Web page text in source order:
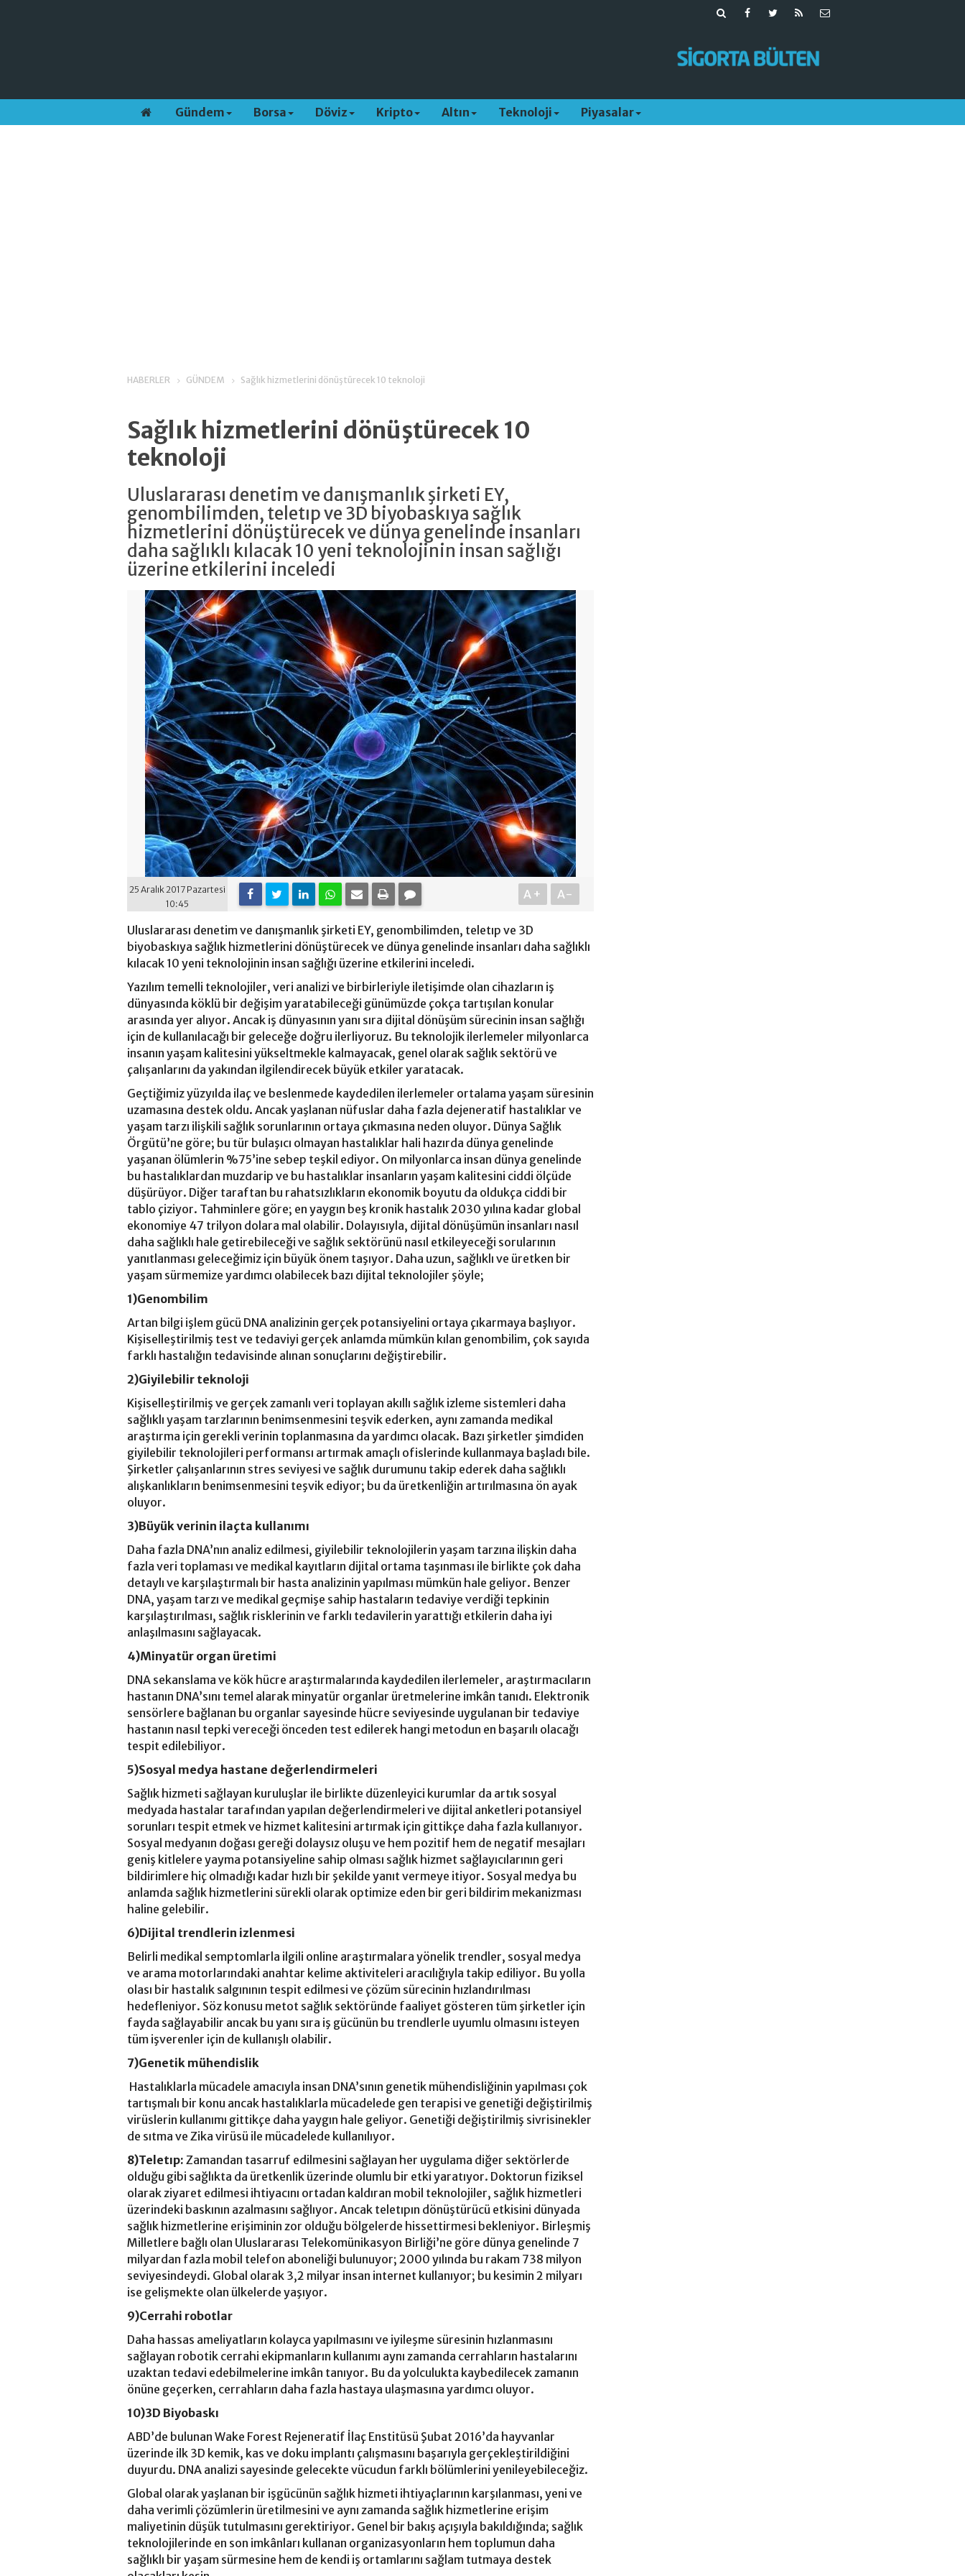
Gündem Borsa Döviz Kripto Altın Teknoloji Piyasalar
HABERLER GÜNDEM Sağlık hizmetlerini dönüştürecek 10 teknoloji
Sağlık hizmetlerini dönüştürecek 10
teknoloji
Uluslararası denetim ve danışmanlık şirketi EY,
genombilimden, teletıp ve 3D biyobaskıya sağlık
hizmetlerini dönüştürecek ve dünya genelinde insanları
daha sağlıklı kılacak 10 yeni teknolojinin insan sağlığı
üzerine etkilerini inceledi
25 Aralık 2017 Pazartesi
10:45
A+ A-
Uluslararası denetim ve danışmanlık şirketi EY, genombilimden, teletıp ve 3D
biyobaskıya sağlık hizmetlerini dönüştürecek ve dünya genelinde insanları daha sağlıklı
kılacak 10 yeni teknolojinin insan sağlığı üzerine etkilerini inceledi.
Yazılım temelli teknolojiler, veri analizi ve birbirleriyle iletişimde olan cihazların iş
dünyasında köklü bir değişim yaratabileceği günümüzde çokça tartışılan konular
arasında yer alıyor. Ancak iş dünyasının yanı sıra dijital dönüşüm sürecinin insan sağlığı
için de kullanılacağı bir geleceğe doğru ilerliyoruz. Bu teknolojik ilerlemeler milyonlarca
insanın yaşam kalitesini yükseltmekle kalmayacak, genel olarak sağlık sektörü ve
çalışanlarını da yakından ilgilendirecek büyük etkiler yaratacak.
Geçtiğimiz yüzyılda ilaç ve beslenmede kaydedilen ilerlemeler ortalama yaşam süresinin
uzamasına destek oldu. Ancak yaşlanan nüfuslar daha fazla dejeneratif hastalıklar ve
yaşam tarzı ilişkili sağlık sorunlarının ortaya çıkmasına neden oluyor. Dünya Sağlık
Örgütü’ne göre; bu tür bulaşıcı olmayan hastalıklar hali hazırda dünya genelinde
yaşanan ölümlerin %75’ine sebep teşkil ediyor. On milyonlarca insan dünya genelinde
bu hastalıklardan muzdarip ve bu hastalıklar insanların yaşam kalitesini ciddi ölçüde
düşürüyor. Diğer taraftan bu rahatsızlıkların ekonomik boyutu da oldukça ciddi bir
tablo çiziyor. Tahminlere göre; en yaygın beş kronik hastalık 2030 yılına kadar global
ekonomiye 47 trilyon dolara mal olabilir. Dolayısıyla, dijital dönüşümün insanları nasıl
daha sağlıklı hale getirebileceği ve sağlık sektörünü nasıl etkileyeceği sorularının
yanıtlanması geleceğimiz için büyük önem taşıyor. Daha uzun, sağlıklı ve üretken bir
yaşam sürmemize yardımcı olabilecek bazı dijital teknolojiler şöyle;
1)Genombilim
Artan bilgi işlem gücü DNA analizinin gerçek potansiyelini ortaya çıkarmaya başlıyor.
Kişiselleştirilmiş test ve tedaviyi gerçek anlamda mümkün kılan genombilim, çok sayıda
farklı hastalığın tedavisinde alınan sonuçlarını değiştirebilir.
2)Giyilebilir teknoloji
Kişiselleştirilmiş ve gerçek zamanlı veri toplayan akıllı sağlık izleme sistemleri daha
sağlıklı yaşam tarzlarının benimsenmesini teşvik ederken, aynı zamanda medikal
araştırma için gerekli verinin toplanmasına da yardımcı olacak. Bazı şirketler şimdiden
giyilebilir teknolojileri performansı artırmak amaçlı ofislerinde kullanmaya başladı bile.
Şirketler çalışanlarının stres seviyesi ve sağlık durumunu takip ederek daha sağlıklı
alışkanlıkların benimsenmesini teşvik ediyor; bu da üretkenliğin artırılmasına ön ayak
oluyor.
3)Büyük verinin ilaçta kullanımı
Daha fazla DNA’nın analiz edilmesi, giyilebilir teknolojilerin yaşam tarzına ilişkin daha
fazla veri toplaması ve medikal kayıtların dijital ortama taşınması ile birlikte çok daha
detaylı ve karşılaştırmalı bir hasta analizinin yapılması mümkün hale geliyor. Benzer
DNA, yaşam tarzı ve medikal geçmişe sahip hastaların tedaviye verdiği tepkinin
karşılaştırılması, sağlık risklerinin ve farklı tedavilerin yarattığı etkilerin daha iyi
anlaşılmasını sağlayacak.
4)Minyatür organ üretimi
DNA sekanslama ve kök hücre araştırmalarında kaydedilen ilerlemeler, araştırmacıların
hastanın DNA’sını temel alarak minyatür organlar üretmelerine imkân tanıdı. Elektronik
sensörlere bağlanan bu organlar sayesinde hücre seviyesinde uygulanan bir tedaviye
hastanın nasıl tepki vereceği önceden test edilerek hangi metodun en başarılı olacağı
tespit edilebiliyor.
5)Sosyal medya hastane değerlendirmeleri
Sağlık hizmeti sağlayan kuruluşlar ile birlikte düzenleyici kurumlar da artık sosyal
medyada hastalar tarafından yapılan değerlendirmeleri ve dijital anketleri potansiyel
sorunları tespit etmek ve hizmet kalitesini artırmak için gittikçe daha fazla kullanıyor.
Sosyal medyanın doğası gereği dolaysız oluşu ve hem pozitif hem de negatif mesajları
geniş kitlelere yayma potansiyeline sahip olması sağlık hizmet sağlayıcılarının geri
bildirimlere hiç olmadığı kadar hızlı bir şekilde yanıt vermeye itiyor. Sosyal medya bu
anlamda sağlık hizmetlerini sürekli olarak optimize eden bir geri bildirim mekanizması
haline gelebilir.
6)Dijital trendlerin izlenmesi
Belirli medikal semptomlarla ilgili online araştırmalara yönelik trendler, sosyal medya
ve arama motorlarındaki anahtar kelime aktiviteleri aracılığıyla takip ediliyor. Bu yolla
olası bir hastalık salgınının tespit edilmesi ve çözüm sürecinin hızlandırılması
hedefleniyor. Söz konusu metot sağlık sektöründe faaliyet gösteren tüm şirketler için
fayda sağlayabilir ancak bu yanı sıra iş gücünün bu trendlerle uyumlu olmasını isteyen
tüm işverenler için de kullanışlı olabilir.
7)Genetik mühendislik
Hastalıklarla mücadele amacıyla insan DNA’sının genetik mühendisliğinin yapılması çok
tartışmalı bir konu ancak hastalıklarla mücadelede gen terapisi ve genetiği değiştirilmiş
virüslerin kullanımı gittikçe daha yaygın hale geliyor. Genetiği değiştirilmiş sivrisinekler
de sıtma ve Zika virüsü ile mücadelede kullanılıyor.
8)Teletıp: Zamandan tasarruf edilmesini sağlayan her uygulama diğer sektörlerde
olduğu gibi sağlıkta da üretkenlik üzerinde olumlu bir etki yaratıyor. Doktorun fiziksel
olarak ziyaret edilmesi ihtiyacını ortadan kaldıran mobil teknolojiler, sağlık hizmetleri
üzerindeki baskının azalmasını sağlıyor. Ancak teletıpın dönüştürücü etkisini dünyada
sağlık hizmetlerine erişiminin zor olduğu bölgelerde hissettirmesi bekleniyor. Birleşmiş
Milletlere bağlı olan Uluslararası Telekomünikasyon Birliği’ne göre dünya genelinde 7
milyardan fazla mobil telefon aboneliği bulunuyor; 2000 yılında bu rakam 738 milyon
seviyesindeydi. Global olarak 3,2 milyar insan internet kullanıyor; bu kesimin 2 milyarı
ise gelişmekte olan ülkelerde yaşıyor.
9)Cerrahi robotlar
Daha hassas ameliyatların kolayca yapılmasını ve iyileşme süresinin hızlanmasını
sağlayan robotik cerrahi ekipmanların kullanımı aynı zamanda cerrahların hastalarını
uzaktan tedavi edebilmelerine imkân tanıyor. Bu da yolculukta kaybedilecek zamanın
önüne geçerken, cerrahların daha fazla hastaya ulaşmasına yardımcı oluyor.
10)3D Biyobaskı
ABD’de bulunan Wake Forest Rejeneratif İlaç Enstitüsü Şubat 2016’da hayvanlar
üzerinde ilk 3D kemik, kas ve doku implantı çalışmasını başarıyla gerçekleştirildiğini
duyurdu. DNA analizi sayesinde gelecekte vücudun farklı bölümlerini yenileyebileceğiz.
Global olarak yaşlanan bir işgücünün sağlık hizmeti ihtiyaçlarının karşılanması, yeni ve
daha verimli çözümlerin üretilmesini ve aynı zamanda sağlık hizmetlerine erişim
maliyetinin düşük tutulmasını gerektiriyor. Genel bir bakış açışıyla bakıldığında; sağlık
teknolojilerinde en son imkânları kullanan organizasyonların hem toplumun daha
sağlıklı bir yaşam sürmesine hem de kendi iş ortamlarını sağlam tutmaya destek